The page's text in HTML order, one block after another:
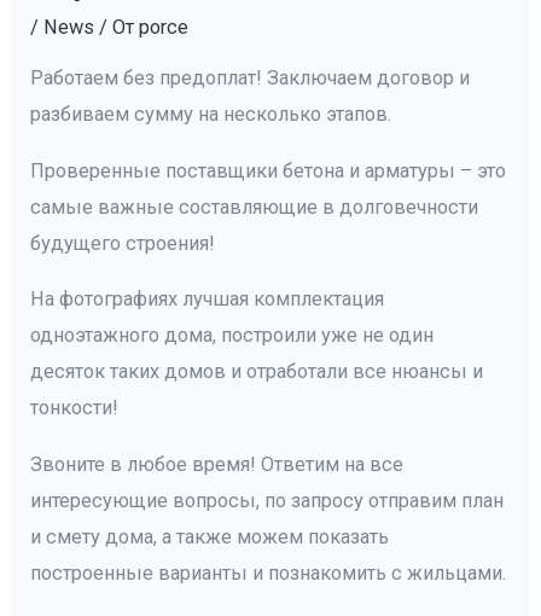
/ News / От porce
Работаем без предоплат! Заключаем договор и
разбиваем сумму на несколько этапов.
Проверенные поставщики бетона и арматуры – это
самые важные составляющие в долговечности
будущего строения!
На фотографиях лучшая комплектация
одноэтажного дома, построили уже не один
десяток таких домов и отработали все нюансы и
тонкости!
Звоните в любое время! Ответим на все
интересующие вопросы, по запросу отправим план
и смету дома, а также можем показать
построенные варианты и познакомить с жильцами.